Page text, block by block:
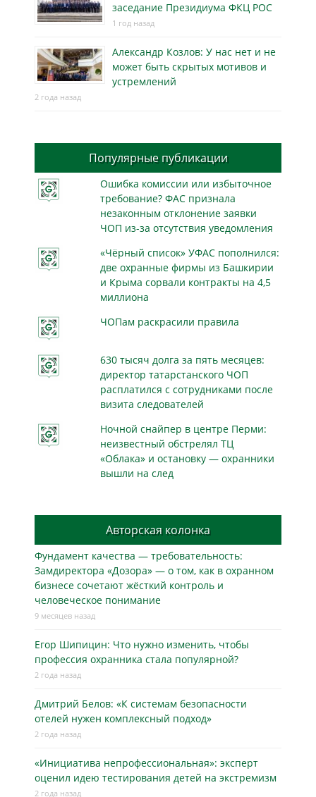
заседание Президиума ФКЦ РОС
1 год назад
Александр Козлов: У нас нет и не
может быть скрытых мотивов и
устремлений
2 года назад
Популярные публикации
Ошибка комиссии или избыточное
требование? ФАС признала
незаконным отклонение заявки
ЧОП из-за отсутствия уведомления
«Чёрный список» УФАС пополнился:
две охранные фирмы из Башкирии
и Крыма сорвали контракты на 4,5
миллиона
ЧОПам раскрасили правила
630 тысяч долга за пять месяцев:
директор татарстанского ЧОП
расплатился с сотрудниками после
визита следователей
Ночной снайпер в центре Перми:
неизвестный обстрелял ТЦ
«Облака» и остановку — охранники
вышли на след
Авторская колонка
Фундамент качества — требовательность:
Замдиректора «Дозора» — о том, как в охранном
бизнесe сочетают жёсткий контроль и
человеческое понимание
9 месяцев назад
Егор Шипицин: Что нужно изменить, чтобы
профессия охранника стала популярной?
2 года назад
Дмитрий Белов: «К системам безопасности
отелей нужен комплексный подход»
2 года назад
«Инициатива непрофессиональная»: эксперт
оценил идею тестирования детей на экстремизм
2 года назад